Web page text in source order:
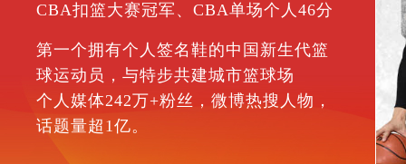
CBA扣篮大赛冠军、CBA单场个人46分
第一个拥有个人签名鞋的中国新生代篮
球运动员，与特步共建城市篮球场
个人媒体242万+粉丝，微博热搜人物，
话题量超1亿。